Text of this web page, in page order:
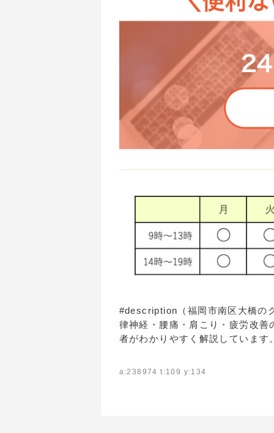
#description（福岡市南区大橋の
律神経・腰痛・肩こり・疲労改
者がわかりやすく解説しています
a:238974 t:109 y:134